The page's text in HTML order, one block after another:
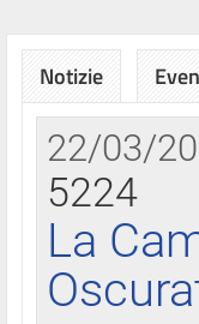
Notizie
22/03/
5224
La